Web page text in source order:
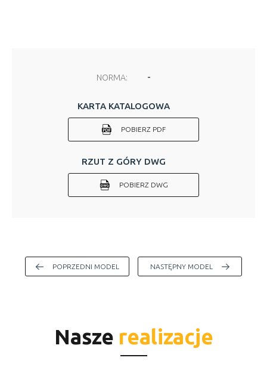
NORMA: -
KARTA KATALOGOWA
POBIERZ PDF
RZUT Z GÓRY DWG
POBIERZ DWG
POPRZEDNI MODEL NASTĘPNY MODEL
Nasze realizacje